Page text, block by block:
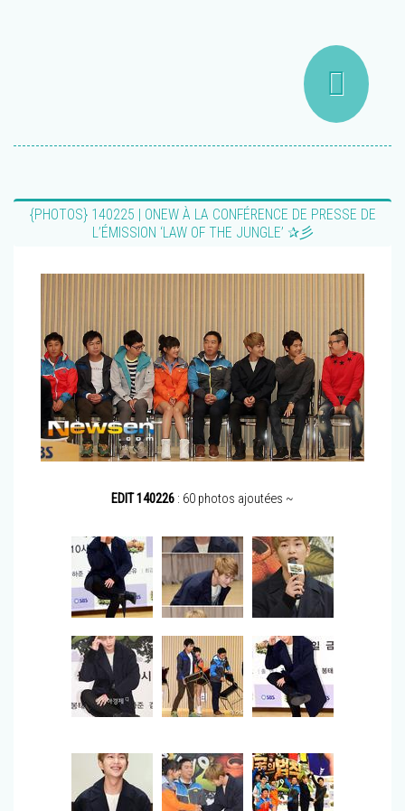
{PHOTOS} 140225 | ONEW À LA CONFÉRENCE DE PRESSE DE
L’ÉMISSION ‘LAW OF THE JUNGLE’ ✰彡
EDIT 140226 : 60 photos ajoutées ~